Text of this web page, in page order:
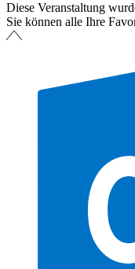
Diese Veranstaltung
Sie können alle Ihre